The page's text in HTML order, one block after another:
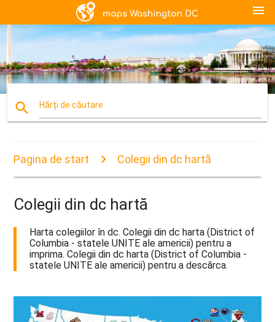
menu
search Hărți de căutare
Pagina de start Colegii din dc hartă
Colegii din dc hartă
Harta colegiilor în dc. Colegii din dc harta (District of
Columbia - statele UNITE ale americii) pentru a
imprima. Colegii din dc harta (District of Columbia -
statele UNITE ale americii) pentru a descărca.